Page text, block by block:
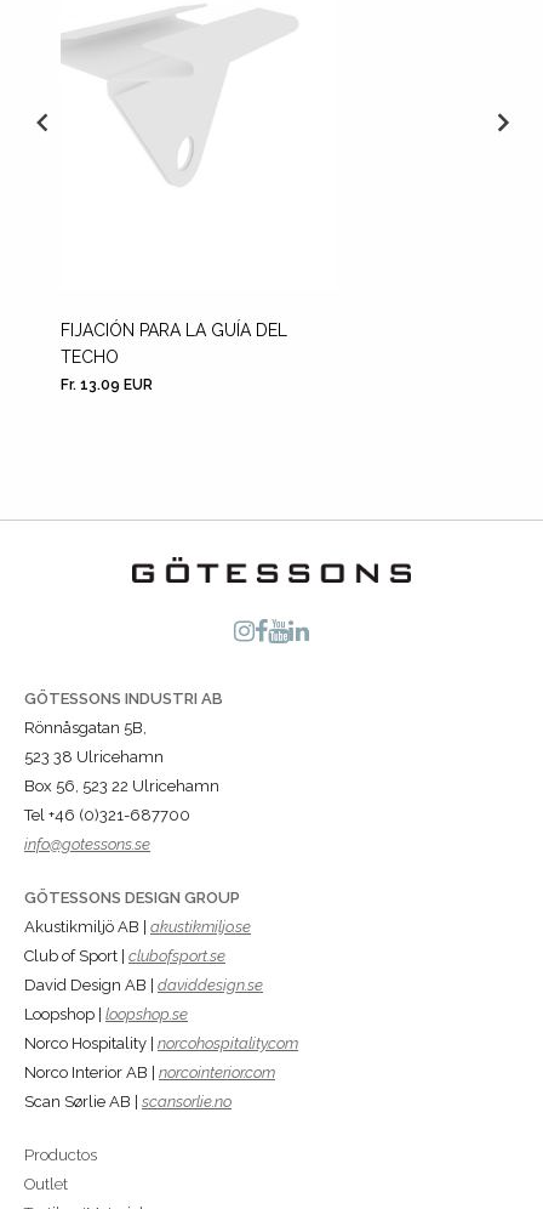
FIJACIÓN PARA LA GUÍA DEL
TECHO
Fr. 13.09 EUR
GÖTESSONS INDUSTRI AB
Rönnåsgatan 5B,
523 38 Ulricehamn
Box 56, 523 22 Ulricehamn
Tel +46 (0)321-687700
info@gotessons.se
GÖTESSONS DESIGN GROUP
Akustikmiljö AB | akustikmiljo.se
Club of Sport | clubofsport.se
David Design AB | daviddesign.se
Loopshop | loopshop.se
Norco Hospitality | norcohospitality.com
Norco Interior AB | norcointerior.com
Scan Sørlie AB | scansorlie.no
Productos
Outlet